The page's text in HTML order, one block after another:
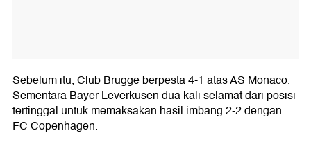
Sebelum itu, Club Brugge berpesta 4-1 atas AS Monaco.
Sementara Bayer Leverkusen dua kali selamat dari posisi
tertinggal untuk memaksakan hasil imbang 2-2 dengan
FC Copenhagen.